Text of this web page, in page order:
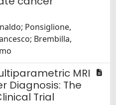
Ponsiglione,
Brembilla,
MRI
Diagnosis: The
Trial